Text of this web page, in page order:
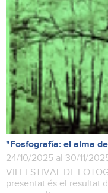
"Fosfografía: el alma
24/10/2025 al 30/11/
VII FESTIVAL DE
presentat és el resultat